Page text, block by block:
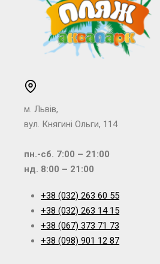
м. Львів,
вул. Княгині Ольги, 114
пн.-сб. 7:00 – 21:00
нд. 8:00 – 21:00
+38 (032) 263 60 55
+38 (032) 263 14 15
+38 (067) 373 71 73
+38 (098) 901 12 87